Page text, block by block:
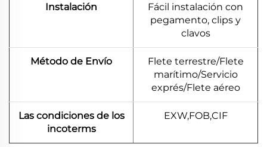
Instalación
Fácil instalación con
pegamento, clips y
clavos
Método de Envío
Flete terrestre/Flete
marítimo/Servicio
exprés/Flete aéreo
Las condiciones de los
incoterms
EXW,FOB,CIF